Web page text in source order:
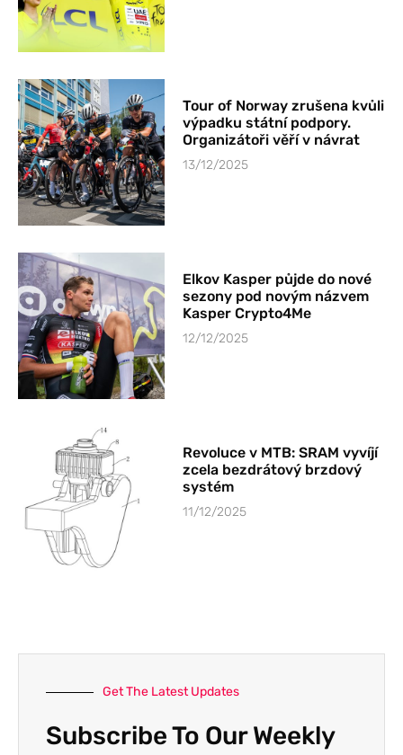
Tour of Norway zrušena kvůli
výpadku státní podpory.
Organizátoři věří v návrat
13/12/2025
Elkov Kasper půjde do nové
sezony pod novým názvem
Kasper Crypto4Me
12/12/2025
Revoluce v MTB: SRAM vyvíjí
zcela bezdrátový brzdový
systém
11/12/2025
Get The Latest Updates
Subscribe To Our Weekly